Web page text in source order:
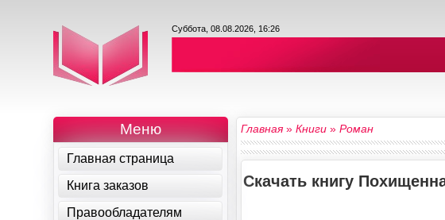
Суббота, 08.08.2026, 16:26
Главная»Книги »Роман
Скачать книгу
Меню
Главная страница
Книга заказов
Правообладателям